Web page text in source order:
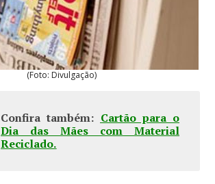
(Foto: Divulgação)
Confira também: Cartão para o
Dia das Mães com Material
Reciclado.